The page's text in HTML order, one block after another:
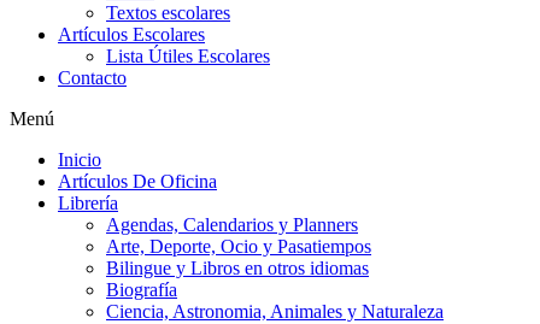
Textos escolares
Artículos Escolares
Lista Útiles Escolares
Contacto
Menú
Inicio
Artículos De Oficina
Librería
Agendas, Calendarios y Planners
Arte, Deporte, Ocio y Pasatiempos
Bilingue y Libros en otros idiomas
Biografía
Ciencia, Astronomia, Animales y Naturaleza